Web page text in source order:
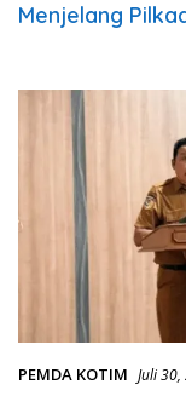
Menjelang
PEMDA KOTIM Juli